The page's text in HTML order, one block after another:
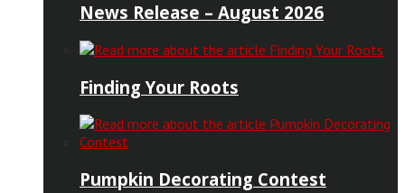
News Release – August 2026
Finding Your Roots
Pumpkin Decorating Contest